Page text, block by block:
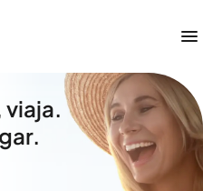
viaja.